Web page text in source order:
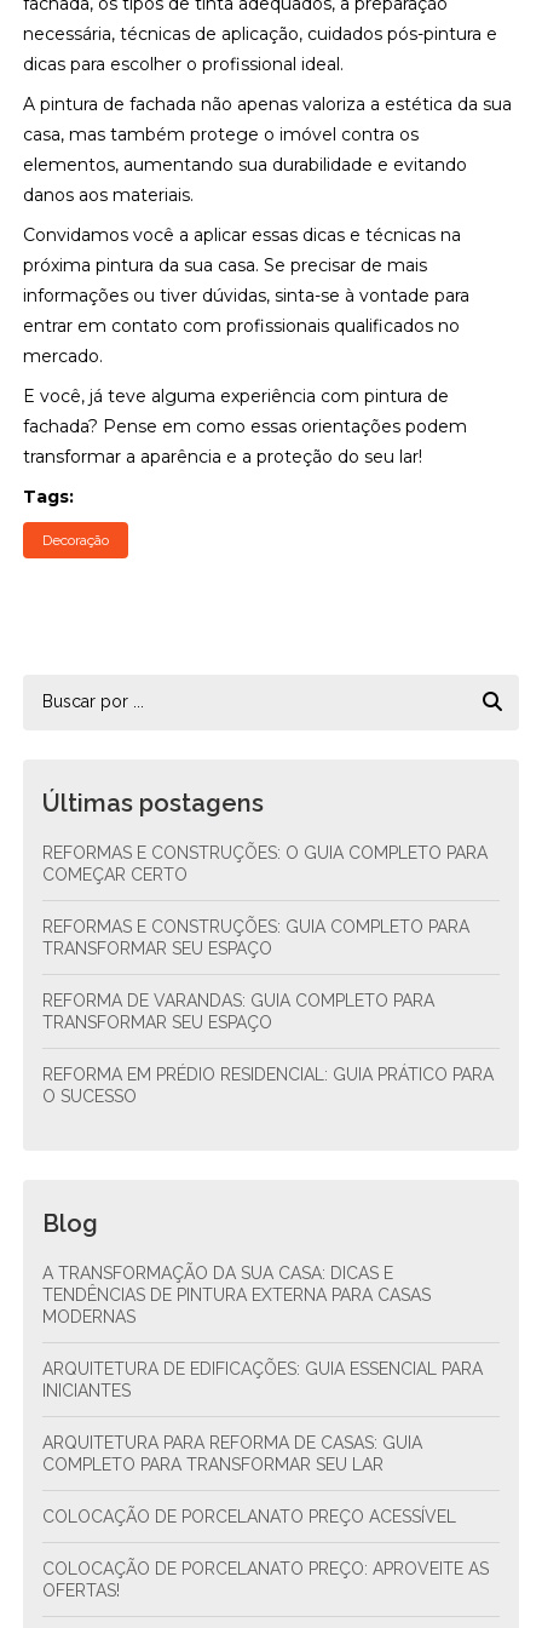
necessária, técnicas de aplicação, cuidados pós-pintura e
dicas para escolher o profissional ideal.
A pintura de fachada não apenas valoriza a estética da sua
casa, mas também protege o imóvel contra os
elementos, aumentando sua durabilidade e evitando
danos aos materiais.
Convidamos você a aplicar essas dicas e técnicas na
próxima pintura da sua casa. Se precisar de mais
informações ou tiver dúvidas, sinta-se à vontade para
entrar em contato com profissionais qualificados no
mercado.
E você, já teve alguma experiência com pintura de
fachada? Pense em como essas orientações podem
transformar a aparência e a proteção do seu lar!
Tags:
Decoração
Últimas postagens
REFORMAS E CONSTRUÇÕES: O GUIA COMPLETO PARA
COMEÇAR CERTO
REFORMAS E CONSTRUÇÕES: GUIA COMPLETO PARA
TRANSFORMAR SEU ESPAÇO
REFORMA DE VARANDAS: GUIA COMPLETO PARA
TRANSFORMAR SEU ESPAÇO
REFORMA EM PRÉDIO RESIDENCIAL: GUIA PRÁTICO PARA
O SUCESSO
Blog
A TRANSFORMAÇÃO DA SUA CASA: DICAS E
TENDÊNCIAS DE PINTURA EXTERNA PARA CASAS
MODERNAS
ARQUITETURA DE EDIFICAÇÕES: GUIA ESSENCIAL PARA
INICIANTES
ARQUITETURA PARA REFORMA DE CASAS: GUIA
COMPLETO PARA TRANSFORMAR SEU LAR
COLOCAÇÃO DE PORCELANATO PREÇO ACESSÍVEL
COLOCAÇÃO DE PORCELANATO PREÇO: APROVEITE AS
OFERTAS!